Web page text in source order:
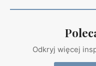
Odkryj więcej